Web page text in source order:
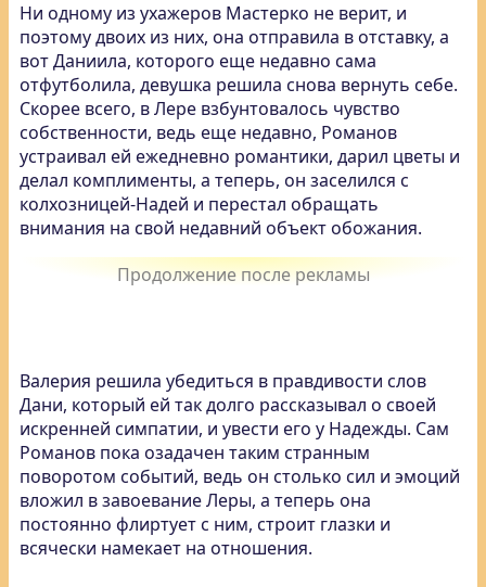
Ни одному из ухажеров Мастерко не верит, и
поэтому двоих из них, она отправила в отставку, а
вот Даниила, которого еще недавно сама
отфутболила, девушка решила снова вернуть себе.
Скорее всего, в Лере взбунтовалось чувство
собственности, ведь еще недавно, Романов
устраивал ей ежедневно романтики, дарил цветы и
делал комплименты, а теперь, он заселился с
колхозницей-Надей и перестал обращать
внимания на свой недавний объект обожания.
Валерия решила убедиться в правдивости слов
Дани, который ей так долго рассказывал о своей
искренней симпатии, и увести его у Надежды. Сам
Романов пока озадачен таким странным
поворотом событий, ведь он столько сил и эмоций
вложил в завоевание Леры, а теперь она
постоянно флиртует с ним, строит глазки и
всячески намекает на отношения.